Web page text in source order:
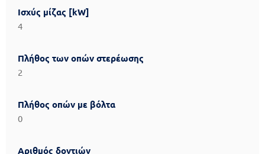
Ισχύς μίζας [kW]
4
Πλήθος των οπών στερέωσης
2
Πλήθος οπών με βόλτα
0
Αριθμός δοντιών